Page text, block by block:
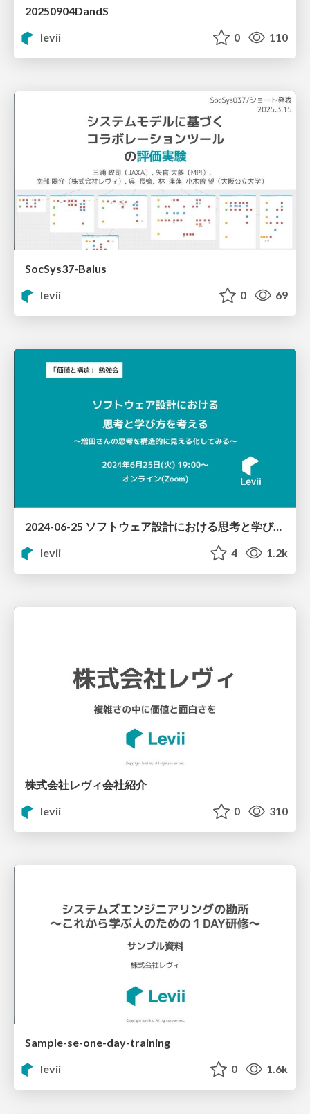
20250904DandS
levii
0 110
SocSys37-Balus
levii
0 69
2024-06-25 ソフトウェア設計における思考と学び方を考える 〜増田さんの思考を構造的に見える化してみる〜
levii
4 1.2k
株式会社レヴィ会社紹介
levii
0 310
Sample-se-one-day-training
levii
0 1.6k